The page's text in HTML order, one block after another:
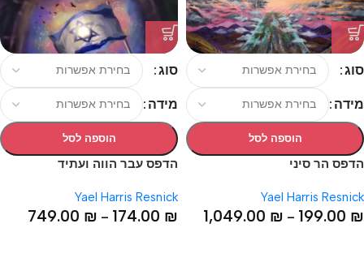
סוג
מידה
הוספה לסל
הדפס הר סיני
Yael Harris Resnick
199.00 ₪
–
1,049.00 ₪
סוג
מידה
הוספה לסל
הדפס עבר הווה ועתיד
Yael Harris Resnick
174.00 ₪
–
749.00 ₪